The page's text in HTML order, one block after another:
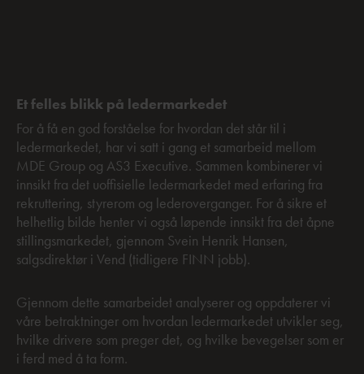
Et felles blikk på ledermarkedet
For å få en god forståelse for hvordan det står til i
ledermarkedet, har vi satt i gang et samarbeid mellom
MDE Group og AS3 Executive. Sammen kombinerer vi
innsikt fra det uoffisielle ledermarkedet med erfaring fra
rekruttering, styrerom og lederoverganger. For å sikre et
helhetlig bilde henter vi også løpende innsikt fra det åpne
stillingsmarkedet, gjennom Svein Henrik Hansen,
salgsdirektør i Vend (tidligere FINN jobb).
Gjennom dette samarbeidet analyserer og oppdaterer vi
våre betraktninger om hvordan ledermarkedet utvikler seg,
hvilke drivere som preger det, og hvilke bevegelser som er
i ferd med å ta form.